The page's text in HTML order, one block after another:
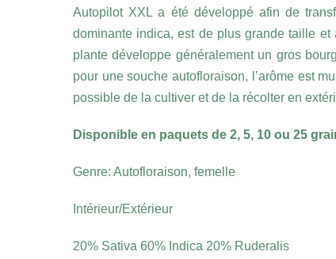
Autopilot XXL a été développé afin de
dominante indica, est de plus grande taille
plante développe généralement un gros
pour une souche autofloraison, l’arôme est
possible de la cultiver et de la récolter en
Disponible en paquets de 2, 5, 10 ou 25
Genre: Autofloraison, femelle
Intérieur/Extérieur
20% Sativa 60% Indica 20% Ruderalis